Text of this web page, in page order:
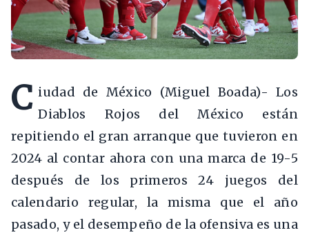
C iudad de México (Miguel Boada)- Los
Diablos Rojos del México están
repitiendo el gran arranque que tuvieron en
2024 al contar ahora con una marca de 19-5
después de los primeros 24 juegos del
calendario regular, la misma que el año
pasado, y el desempeño de la ofensiva es una